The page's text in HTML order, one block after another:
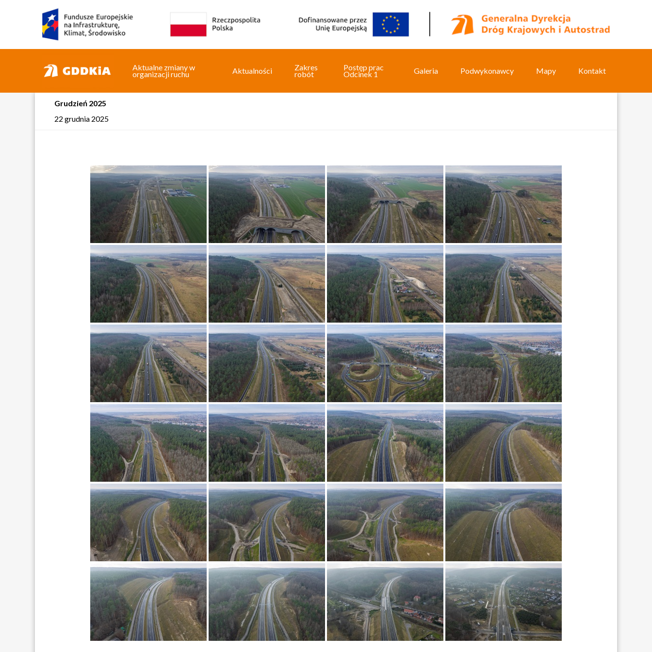
Aktualne zmiany w
organizacji ruchu Aktualności Zakres
robót
Postęp prac
Odcinek 1 Galeria Podwykonawcy Mapy Kontakt
Grudzień 2025
22 grudnia 2025